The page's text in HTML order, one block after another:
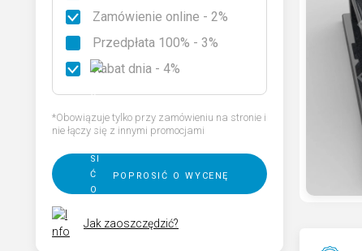
Rodzaje granitu
Wybierz nagrobek
Zamówienie online - 2%
Przedpłata 100% - 3%
Rabat dnia - 4%
*Obowiązuje tylko przy zamówieniu na stronie i
nie łączy się z innymi promocjami
poprosić o wycenę
Jak zaoszczędzić?